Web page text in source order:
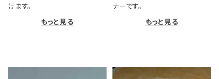
けます。
もっと見る
ナーです。
もっと見る